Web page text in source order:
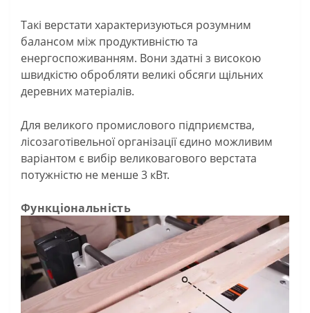
Такі верстати характеризуються розумним
балансом між продуктивністю та
енергоспоживанням. Вони здатні з високою
швидкістю обробляти великі обсяги щільних
деревних матеріалів.
Для великого промислового підприємства,
лісозаготівельної організації єдино можливим
варіантом є вибір великовагового верстата
потужністю не менше 3 кВт.
Функціональність